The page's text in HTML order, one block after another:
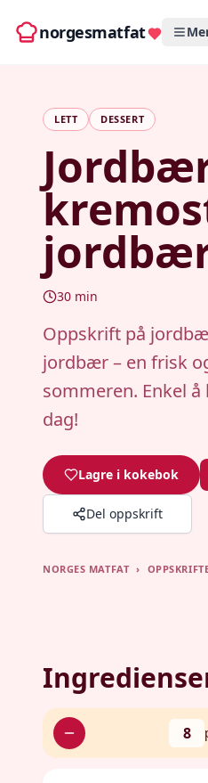
norgesmatfat
LETT DESSERT
30 min
Oppskrift på
jordbær – en frisk
sommeren. Enkel å
dag!
Lagre i kokebok
Del oppskrift
NORGES MATFAT ›
8